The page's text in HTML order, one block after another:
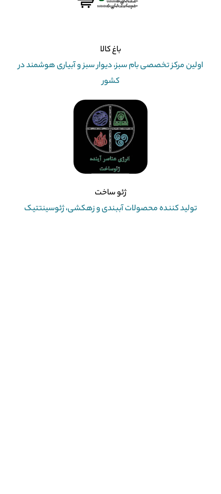
باغ کالا
اولین مرکز تخصصی بام سبز، دیوار سبز و آبیاری هوشمند در
کشور
ژئو ساخت
تولید کننده محصولات آببندی و زهکشی، ژئوسینتتیک